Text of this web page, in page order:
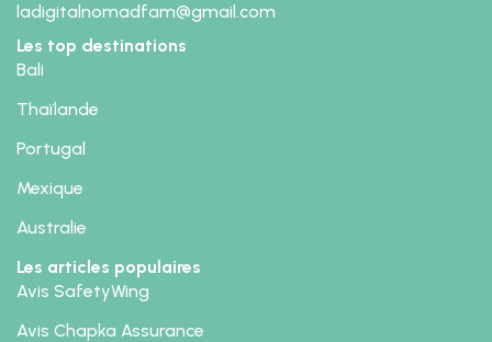
ladigitalnomadfam@gmail.com
Les top destinations
Bali
Thaïlande
Portugal
Mexique
Australie
Les articles populaires
Avis SafetyWing
Avis Chapka Assurance